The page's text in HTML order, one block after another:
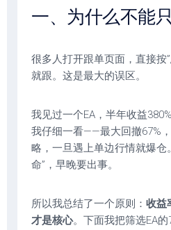
一、为什么不能
很多人打开跟单页面，直接按
就跟。这是最大的误区。
我见过一个EA，半年收益
我仔细一看——最大回撤67%
略，一旦遇上单边行情就爆仓
命”，早晚要出事。
所以我总结了一个原则： 收益
才是核心。下面我把筛选EA